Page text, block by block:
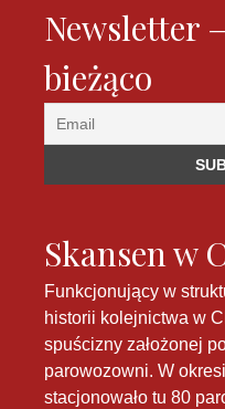
Newsletter
bieżąco
Skansen w
Funkcjonujący w
historii kolejnictwa w
spuścizny założonej
parowozowni. W
stacjonowało tu 80